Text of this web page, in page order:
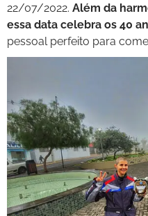
22/07/2022. Além da
essa data celebra os 40
pessoal perfeito para